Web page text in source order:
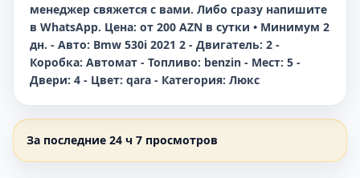
менеджер свяжется с вами. Либо сразу напишите
в WhatsApp. Цена: от 200 AZN в сутки • Минимум 2
дн. - Авто: Bmw 530i 2021 2 - Двигатель: 2 -
Коробка: Автомат - Топливо: benzin - Мест: 5 -
Двери: 4 - Цвет: qara - Категория: Люкс
За последние 24 ч 7 просмотров